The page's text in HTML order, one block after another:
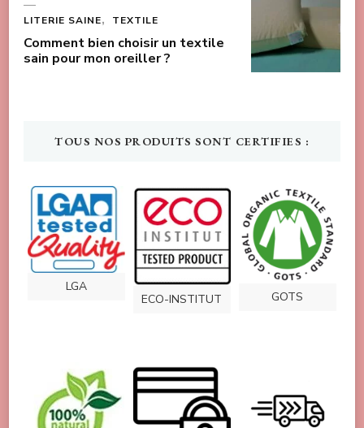
LITERIE SAINE TEXTILE
Comment bien choisir un textile
sain pour mon oreiller ?
TOUS NOS PRODUITS SONT CERTIFIES :
LGA
ECO-INSTITUT
GOTS